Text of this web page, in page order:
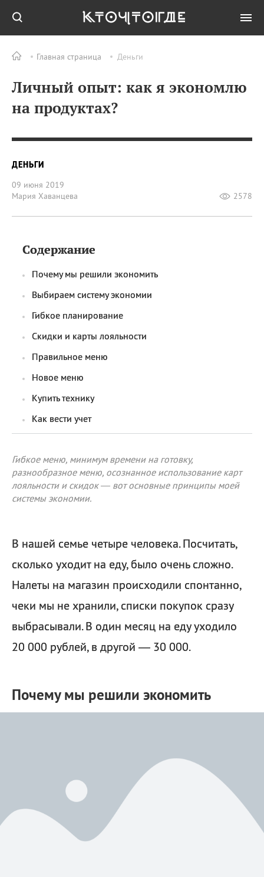
Главная страница Деньги
Личный опыт: как я экономлю
на продуктах?
ДЕНЬГИ
09 июня 2019
Мария Хаванцева
2578
Содержание
Почему мы решили экономить
Выбираем систему экономии
Гибкое планирование
Скидки и карты лояльности
Правильное меню
Новое меню
Купить технику
Как вести учет
Гибкое меню, минимум времени на готовку,
разнообразное меню, осознанное использование карт
лояльности и скидок — вот основные принципы моей
системы экономии.
В нашей семье четыре человека. Посчитать,
сколько уходит на еду, было очень сложно.
Налеты на магазин происходили спонтанно,
чеки мы не хранили, списки покупок сразу
выбрасывали. В один месяц на еду уходило
20 000 рублей, в другой — 30 000.
Почему мы решили экономить